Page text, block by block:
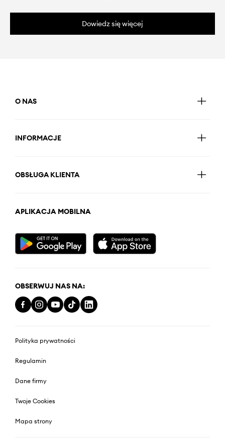
Dowiedz się więcej
O NAS
INFORMACJE
OBSŁUGA KLIENTA
APLIKACJA MOBILNA
OBSERWUJ NAS NA:
Polityka prywatności
Regulamin
Dane firmy
Twoje Cookies
Mapa strony